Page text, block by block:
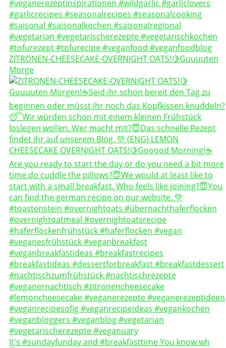
ZITRONEN-CHEESECAKE-OVERNIGHT OATS!🍋Guuuuten
Morge
It's #sundayfunday and #breakfasttime You know wh